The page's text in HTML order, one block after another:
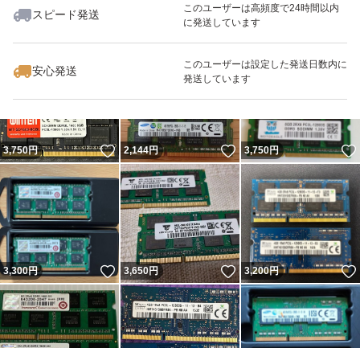
スピード発送
このユーザーは高頻度で24時間以内
に発送しています
安心発送
このユーザーは設定した発送日数内に
発送しています
いいね！
3,600
3,750円 いいね！
2,144円 いいね！
3,750円
3,300円 いいね！
3,650円 いいね！
3,200円